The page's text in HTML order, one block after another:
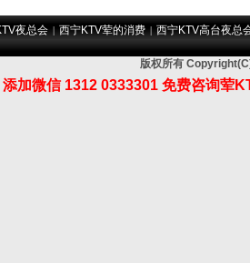
夜总会 | 西宁KTV荤的消费 | 西宁KTV高台夜总
版权所有
添加微信 1312 0333301 免费咨询荤